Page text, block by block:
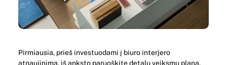
Pirmiausia, prieš investuodami į biuro interjero
atnaujinimą, iš anksto paruoškite detalų veiksmų planą.